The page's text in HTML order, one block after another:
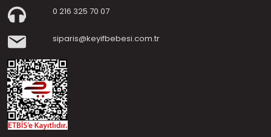
0 216 325 70 07
siparis@keyifbebesi.com.tr